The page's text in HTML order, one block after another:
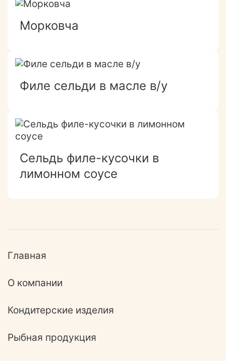
Морковча
Филе сельди в масле в/у
Сельдь филе-кусочки в
лимонном соусе
Главная
О компании
Кондитерские изделия
Рыбная продукция